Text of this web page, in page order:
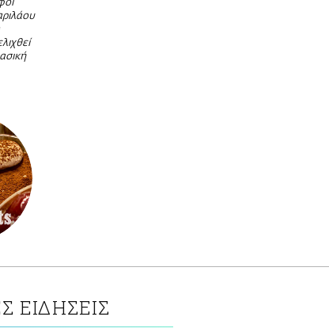
ΕΙΔΗΣΕΙΣ